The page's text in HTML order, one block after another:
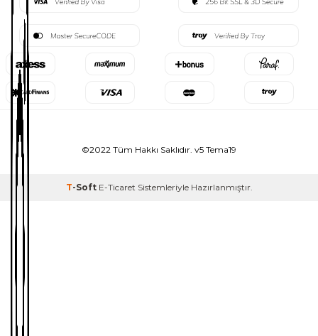
©2022 Tüm Hakkı Saklıdır. v5 Tema19
T-Soft E-Ticaret Sistemleriyle Hazırlanmıştır.